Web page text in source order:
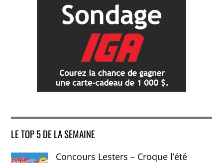
LE TOP 5 DE LA SEMAINE
Concours Lesters – Croque l’été